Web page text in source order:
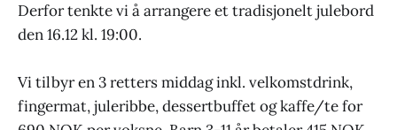
Derfor tenkte vi å arrangere et tradisjonelt julebord
den 16.12 kl. 19:00.
Vi tilbyr en 3 retters middag inkl. velkomstdrink,
fingermat, juleribbe, dessertbuffet og kaffe/te for